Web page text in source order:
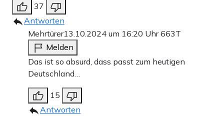
37
Antworten
Mehrtürer13.10.2024 um 16:20 Uhr663T
Melden
Das ist so absurd, dass passt zum heutigen
Deutschland…
15
Antworten